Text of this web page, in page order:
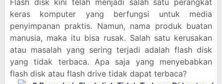
Flash disk kini telah menjadi salah satu perangkat
keras komputer yang berfungsi untuk media
penyimpanan praktis. Namun, nama produk buatan
manusia, maka itu bisa rusak. Salah satu kerusakan
atau masalah yang sering terjadi adalah flash disk
yang tidak terbaca. Apa saja yang menyebabkan
flash disk atau flash drive tidak dapat terbaca?